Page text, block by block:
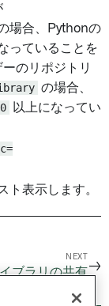
場合、Pythonの
っていることを
のリポジトリ
の場合、
以上になってい
ト表示します。
NEXT
ブラリの共有→